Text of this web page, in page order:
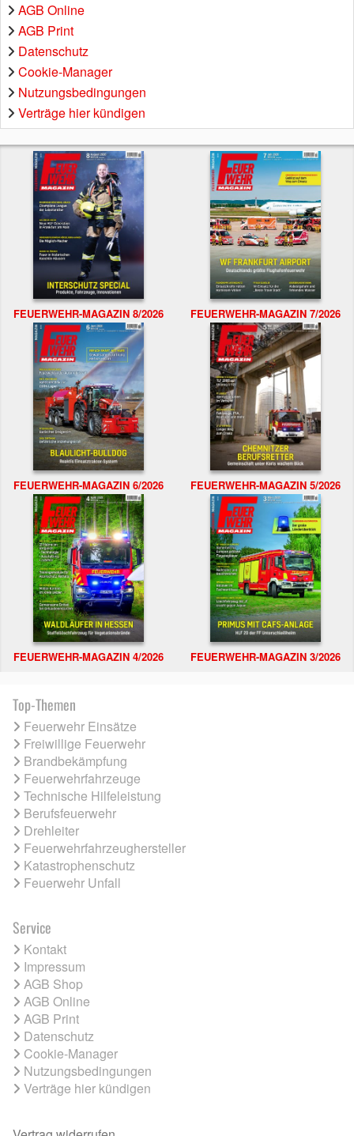
AGB Online
AGB Print
Datenschutz
Cookie-Manager
Nutzungsbedingungen
Verträge hier kündigen
FEUERWEHR-MAGAZIN 8/2026 FEUERWEHR-MAGAZIN 7/2026
FEUERWEHR-MAGAZIN 6/2026 FEUERWEHR-MAGAZIN 5/2026
FEUERWEHR-MAGAZIN 4/2026 FEUERWEHR-MAGAZIN 3/2026
Top-Themen
Feuerwehr Einsätze
Freiwillige Feuerwehr
Brandbekämpfung
Feuerwehrfahrzeuge
Technische Hilfeleistung
Berufsfeuerwehr
Drehleiter
Feuerwehrfahrzeughersteller
Katastrophenschutz
Feuerwehr Unfall
Service
Kontakt
Impressum
AGB Shop
AGB Online
AGB Print
Datenschutz
Cookie-Manager
Nutzungsbedingungen
Verträge hier kündigen